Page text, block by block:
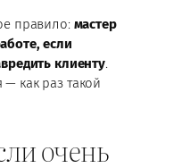
правило: мастер
если
клиенту.
как раз такой
очень